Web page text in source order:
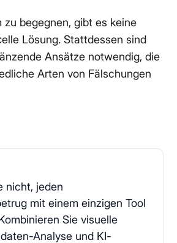
zu begegnen, gibt es keine
Lösung. Stattdessen sind
Ansätze notwendig, die
Arten von Fälschungen
nicht, jeden
mit einem einzigen Tool
Sie visuelle
Analyse und KI-